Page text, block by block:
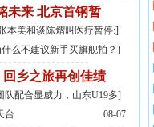
未来 北京首钢暂
本美和谈陈熠叫医疗暂停:]
么不建议新手买旗舰拍？ ]
乡之旅再创佳绩
队配合显威力，山东U19多]
台
08-07